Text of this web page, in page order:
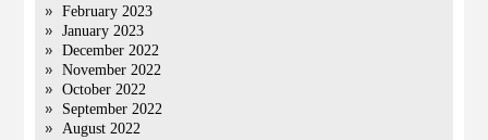
February 2023
January 2023
December 2022
November 2022
October 2022
September 2022
August 2022